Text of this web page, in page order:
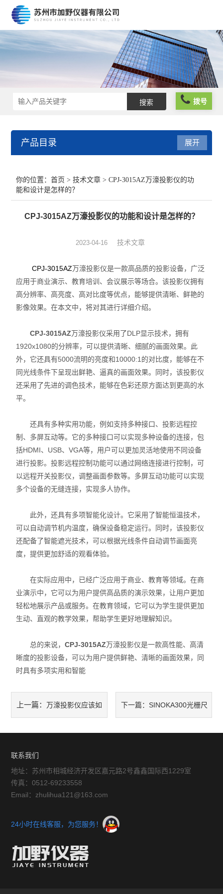
拨号
产品目录
球栅尺
维修
sony
色差仪
测高仪
电线电缆试验机
投影仪
千分表
硬度计
三次元
工具显微镜
三丰量具
花岗石,大理石
扭力测试仪
EV2515
二次元
球栅
仪器配件
暖通环保测试仪器
三坐标测量仪系列
金相显微镜
刀具预调系列
展开
你的位置：首页 >技术文章 > CPJ-3015AZ万濠投影仪的功
能和设计是怎样的？
CPJ-3015AZ万濠投影仪的功能和设计是怎样的？
2023-04-16 技术文章
CPJ-3015AZ万濠投影仪是一款高品质的投影设备，广泛
应用于商业演示、教育培训、会议展示等场合。该投影仪拥有
高分辨率、高亮度、高对比度等优点，能够提供清晰、鲜艳的
影像效果。在本文中，将对其进行详细介绍。
CPJ-3015AZ万濠投影仪采用了DLP显示技术，拥有
1920x1080的分辨率，可以提供清晰、细腻的画面效果。此
外，它还具有5000流明的亮度和10000:1的对比度，能够在不
同光线条件下呈现出鲜艳、逼真的画面效果。同时，该投影仪
还采用了先进的调色技术，能够在色彩还原方面达到更高的水
平。
还具有多种实用功能，例如支持多种接口、投影远程控
制、多屏互动等。它的多种接口可以实现多种设备的连接，包
括HDMI、USB、VGA等，用户可以更加灵活地使用不同设备
进行投影。投影远程控制功能可以通过网络连接进行控制，可
以远程开关投影仪，调整画面参数等。多屏互动功能可以实现
多个设备的无缝连接，实现多人协作。
此外，还具有多项智能化设计。它采用了智能恒温技术，
可以自动调节机内温度，确保设备稳定运行。同时，该投影仪
还配备了智能遮光技术，可以根据光线条件自动调节画面亮
度，提供更加舒适的观看体验。
在实际应用中，已经广泛应用于商业、教育等领域。在商
业演示中，它可以为用户提供高品质的演示效果，让用户更加
轻松地展示产品或服务。在教育领域，它可以为学生提供更加
生动、直观的教学效果，帮助学生更好地理解知识。
总的来说，CPJ-3015AZ万濠投影仪是一款高性能、高清
晰度的投影设备，可以为用户提供鲜艳、清晰的画面效果，同
时具有多项实用和智能
上一篇：万濠投影仪应该如 下一篇： SINOKA300光栅尺
联系我们
地址：苏州市相城经济开发区嘉元路2号鑫鑫国际西1229室
传真：0512-69233558
Email：zhulihua121@163.com
24小时在线客服，为您服务！